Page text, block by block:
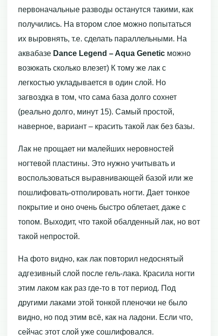
первоначальные разводы останутся такими, как
получились. На втором слое можно попытаться
их выровнять, т.е. сделать параллельными. На
аквабазе Dance Legend – Aqua Genetic можно
возюкать сколько влезет) К тому же лак с
легкостью укладывается в один слой. Но
загвоздка в том, что сама база долго сохнет
(реально долго, минут 15). Самый простой,
наверное, вариант – красить такой лак без базы.
Лак не прощает ни малейших неровностей
ногтевой пластины. Это нужно учитывать и
воспользоваться выравнивающей базой или же
пошлифовать-отполировать ногти. Дает тонкое
покрытие и оно очень быстро облетает, даже с
топом. Выходит, что такой обалденный лак, но вот
такой непростой.
На фото видно, как лак повторил недоснятый
адгезивный слой после гель-лака. Красила ногти
этим лаком как раз где-то в тот период. Под
другими лаками этой тонкой пленочки не было
видно, но под этим всё, как на ладони. Если что,
сейчас этот слой уже сошлифовался.